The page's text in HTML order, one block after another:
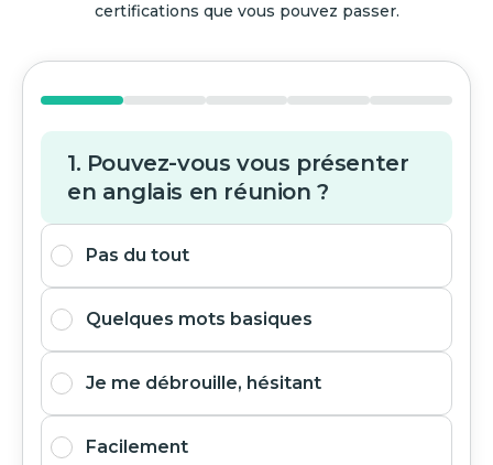
certifications que vous pouvez passer.
1. Pouvez-vous vous présenter
en anglais en réunion ?
Pas du tout
Quelques mots basiques
Je me débrouille, hésitant
Facilement